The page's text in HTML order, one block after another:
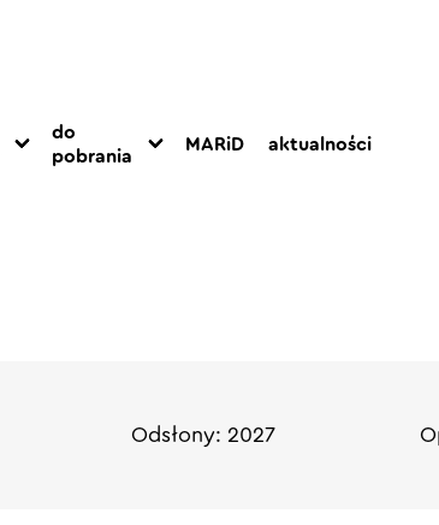
do
pobrania
MARiD aktualności
Odsłony: 2027